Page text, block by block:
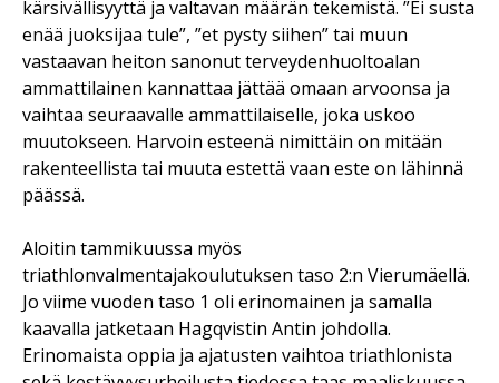
kärsivällisyyttä ja valtavan määrän tekemistä. ”Ei susta
enää juoksijaa tule”, ”et pysty siihen” tai muun
vastaavan heiton sanonut terveydenhuoltoalan
ammattilainen kannattaa jättää omaan arvoonsa ja
vaihtaa seuraavalle ammattilaiselle, joka uskoo
muutokseen. Harvoin esteenä nimittäin on mitään
rakenteellista tai muuta estettä vaan este on lähinnä
päässä.
Aloitin tammikuussa myös
triathlonvalmentajakoulutuksen taso 2:n Vierumäellä.
Jo viime vuoden taso 1 oli erinomainen ja samalla
kaavalla jatketaan Hagqvistin Antin johdolla.
Erinomaista oppia ja ajatusten vaihtoa triathlonista